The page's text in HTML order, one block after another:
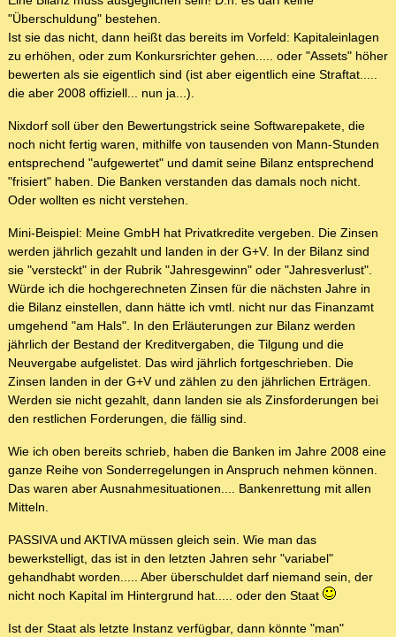
"Überschuldung" bestehen.
Ist sie das nicht, dann heißt das bereits im Vorfeld: Kapitaleinlagen
zu erhöhen, oder zum Konkursrichter gehen..... oder "Assets" höher
bewerten als sie eigentlich sind (ist aber eigentlich eine Straftat.....
die aber 2008 offiziell... nun ja...).
Nixdorf soll über den Bewertungstrick seine Softwarepakete, die
noch nicht fertig waren, mithilfe von tausenden von Mann-Stunden
entsprechend "aufgewertet" und damit seine Bilanz entsprechend
"frisiert" haben. Die Banken verstanden das damals noch nicht.
Oder wollten es nicht verstehen.
Mini-Beispiel: Meine GmbH hat Privatkredite vergeben. Die Zinsen
werden jährlich gezahlt und landen in der G+V. In der Bilanz sind
sie "versteckt" in der Rubrik "Jahresgewinn" oder "Jahresverlust".
Würde ich die hochgerechneten Zinsen für die nächsten Jahre in
die Bilanz einstellen, dann hätte ich vmtl. nicht nur das Finanzamt
umgehend "am Hals". In den Erläuterungen zur Bilanz werden
jährlich der Bestand der Kreditvergaben, die Tilgung und die
Neuvergabe aufgelistet. Das wird jährlich fortgeschrieben. Die
Zinsen landen in der G+V und zählen zu den jährlichen Erträgen.
Werden sie nicht gezahlt, dann landen sie als Zinsforderungen bei
den restlichen Forderungen, die fällig sind.
Wie ich oben bereits schrieb, haben die Banken im Jahre 2008 eine
ganze Reihe von Sonderregelungen in Anspruch nehmen können.
Das waren aber Ausnahmesituationen.... Bankenrettung mit allen
Mitteln.
PASSIVA und AKTIVA müssen gleich sein. Wie man das
bewerkstelligt, das ist in den letzten Jahren sehr "variabel"
gehandhabt worden..... Aber überschuldet darf niemand sein, der
nicht noch Kapital im Hintergrund hat..... oder den Staat
Ist der Staat als letzte Instanz verfügbar, dann könnte "man"